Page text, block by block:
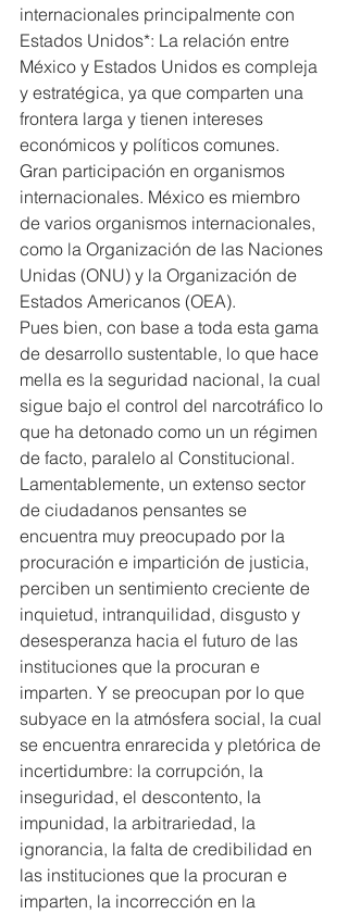
internacionales principalmente con
Estados Unidos*: La relación entre
México y Estados Unidos es compleja
y estratégica, ya que comparten una
frontera larga y tienen intereses
económicos y políticos comunes.
Gran participación en organismos
internacionales. México es miembro
de varios organismos internacionales,
como la Organización de las Naciones
Unidas (ONU) y la Organización de
Estados Americanos (OEA).
Pues bien, con base a toda esta gama
de desarrollo sustentable, lo que hace
mella es la seguridad nacional, la cual
sigue bajo el control del narcotráfico lo
que ha detonado como un un régimen
de facto, paralelo al Constitucional.
Lamentablemente, un extenso sector
de ciudadanos pensantes se
encuentra muy preocupado por la
procuración e impartición de justicia,
perciben un sentimiento creciente de
inquietud, intranquilidad, disgusto y
desesperanza hacia el futuro de las
instituciones que la procuran e
imparten. Y se preocupan por lo que
subyace en la atmósfera social, la cual
se encuentra enrarecida y pletórica de
incertidumbre: la corrupción, la
inseguridad, el descontento, la
impunidad, la arbitrariedad, la
ignorancia, la falta de credibilidad en
las instituciones que la procuran e
imparten, la incorrección en la